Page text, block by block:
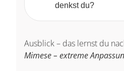
denkst du?
Ausblick – das lernst du
Mimese – extreme